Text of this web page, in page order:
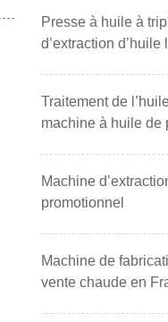
Presse à huile à
d’extraction d’huile
Traitement de
machine à huile de
Machine
promotionnel
Machine de
vente chaude en